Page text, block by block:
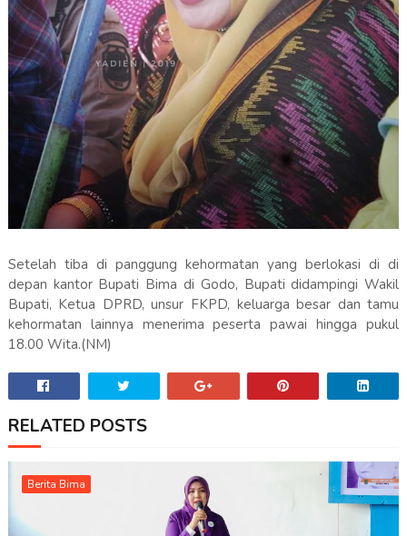
Setelah tiba di panggung kehormatan yang berlokasi di di
depan kantor Bupati Bima di Godo, Bupati didampingi Wakil
Bupati, Ketua DPRD, unsur FKPD, keluarga besar dan tamu
kehormatan lainnya menerima peserta pawai hingga pukul
18.00 Wita.(NM)
RELATED POSTS
Berita Bima